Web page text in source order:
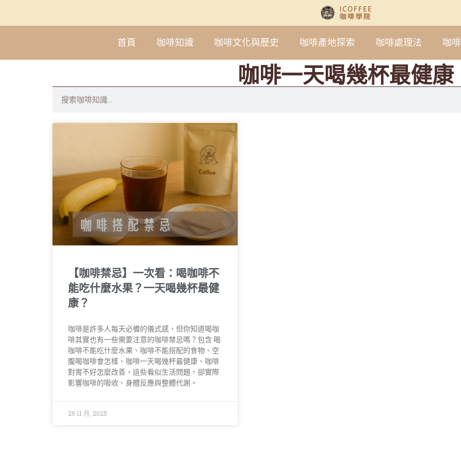
首頁 咖啡知識 咖啡文化與歷史 咖啡產地探索 咖啡處理法 咖
咖啡一天喝幾杯最健康
【咖啡禁忌】一次看：喝咖啡不
能吃什麼水果？一天喝幾杯最健
康？
咖啡是許多人每天必備的儀式感，但你知道喝咖
啡其實也有一些需要注意的咖啡禁忌嗎？包含 喝
咖啡不能吃什麼水果、咖啡不能搭配的食物、空
腹喝咖啡會怎樣、咖啡一天喝幾杯最健康、咖啡
對胃不好怎麼改善，這些看似生活問題，卻實際
影響咖啡的吸收、身體反應與整體代謝。
29 11 月, 2025